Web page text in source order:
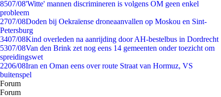
8507/08'Witte' mannen discrimineren is volgens OM geen enkel
probleem
2707/08Doden bij Oekraïense droneaanvallen op Moskou en Sint-
Petersburg
3407/08Kind overleden na aanrijding door AH-bestelbus in Dordrecht
5307/08Van den Brink zet nog eens 14 gemeenten onder toezicht om
spreidingswet
2206/08Iran en Oman eens over route Straat van Hormuz, VS
buitenspel
Forum
Forum